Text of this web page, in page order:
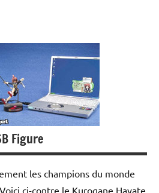
Figure
les champions du monde
ci-contre le Kurogane Hayate